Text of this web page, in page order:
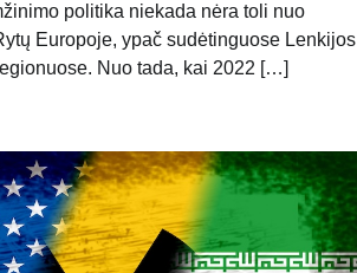
politika niekada nėra toli nuo
Europoje, ypač sudėtinguose Lenkijos
Nuo tada, kai 2022 […]